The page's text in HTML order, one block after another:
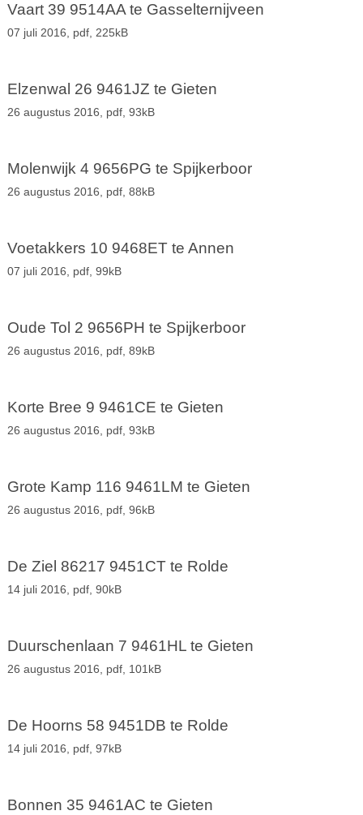
Vaart 39 9514AA te Gasselternijveen
07 juli 2016, pdf, 225kB
Elzenwal 26 9461JZ te Gieten
26 augustus 2016, pdf, 93kB
Molenwijk 4 9656PG te Spijkerboor
26 augustus 2016, pdf, 88kB
Voetakkers 10 9468ET te Annen
07 juli 2016, pdf, 99kB
Oude Tol 2 9656PH te Spijkerboor
26 augustus 2016, pdf, 89kB
Korte Bree 9 9461CE te Gieten
26 augustus 2016, pdf, 93kB
Grote Kamp 116 9461LM te Gieten
26 augustus 2016, pdf, 96kB
De Ziel 86217 9451CT te Rolde
14 juli 2016, pdf, 90kB
Duurschenlaan 7 9461HL te Gieten
26 augustus 2016, pdf, 101kB
De Hoorns 58 9451DB te Rolde
14 juli 2016, pdf, 97kB
Bonnen 35 9461AC te Gieten